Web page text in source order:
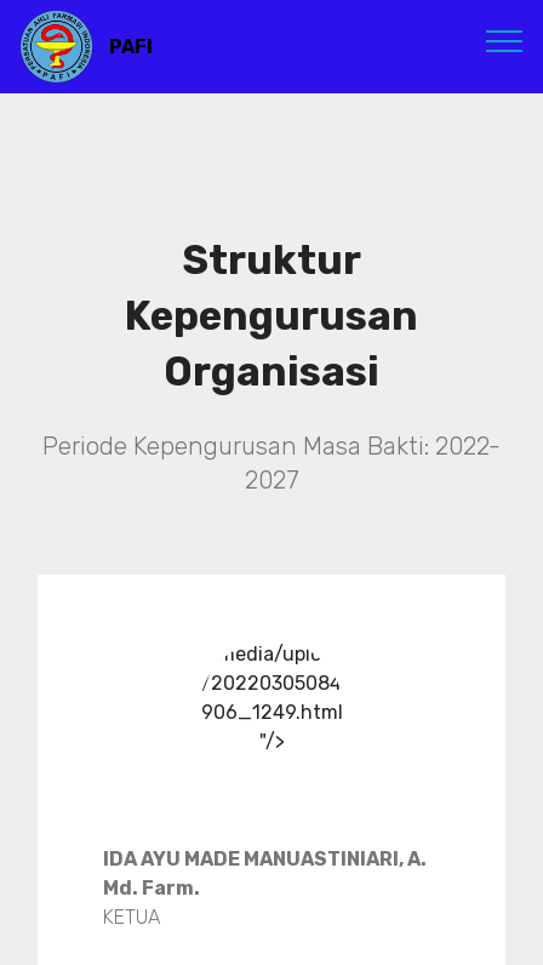
PAFI
Struktur
Kepengurusan
Organisasi
Periode Kepengurusan Masa Bakti: 2022-
2027
../media/upload
/20220305084
906_1249.html
"/>
IDA AYU MADE MANUASTINIARI, A.
Md. Farm.
KETUA